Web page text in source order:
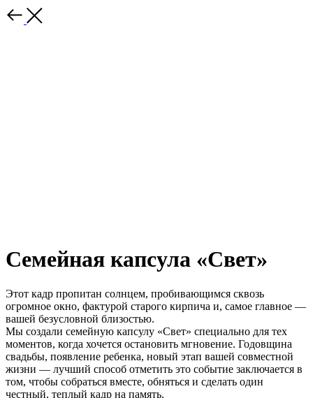
Семейная капсула «Свет»
Этот кадр пропитан солнцем, пробивающимся сквозь
огромное окно, фактурой старого кирпича и, самое главное —
вашей безусловной близостью.
Мы создали семейную капсулу «Свет» специально для тех
моментов, когда хочется остановить мгновение. Годовщина
свадьбы, появление ребенка, новый этап вашей совместной
жизни — лучший способ отметить это событие заключается в
том, чтобы собраться вместе, обняться и сделать один
честный, теплый кадр на память.